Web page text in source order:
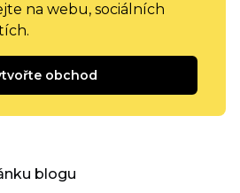
na webu, sociálních
obchod
blogu